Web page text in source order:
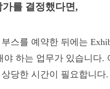
를 결정했다면,
를 예약한 뒤에는
하는 업무가 있습니다
당한 시간이 필요합니다.